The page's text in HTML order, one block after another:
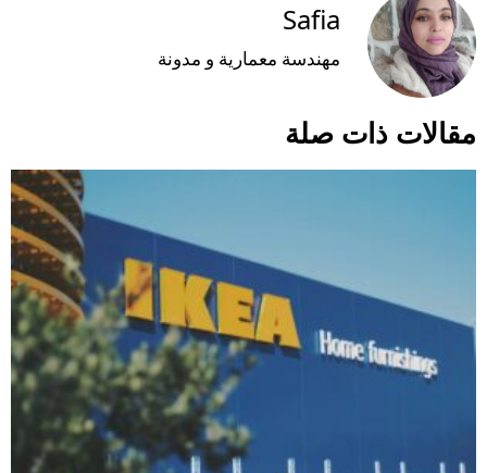
Safia
مهندسة معمارية و مدونة
مقالات ذات صلة